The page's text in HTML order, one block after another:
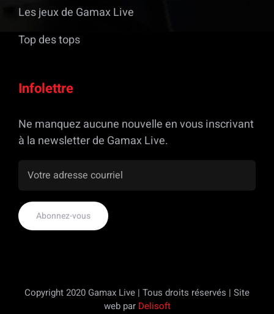
Les jeux de Gamax Live
Top des tops
Infolettre
Ne manquez aucune nouvelle en vous inscrivant
à la newsletter de Gamax Live.
Copyright 2020 Gamax Live | Tous droits réservés | Site
web par Delisoft